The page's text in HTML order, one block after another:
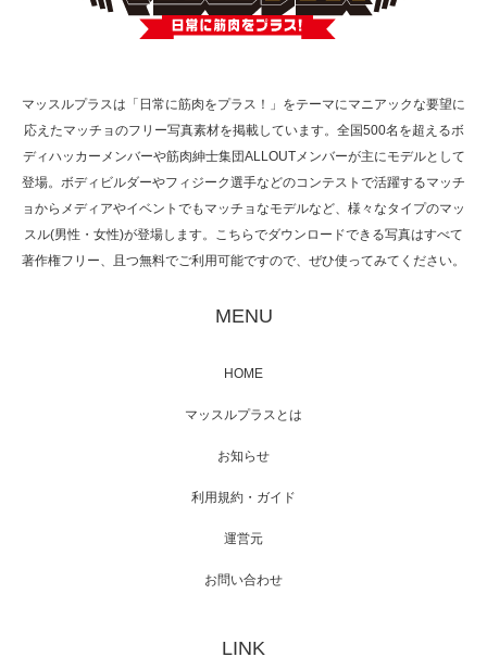
TOKYO FMラジオ番組「ONE MORNING」
で紹介さ…
た（6/8放送）
映画「メカバース」舞台挨拶へマッスルプラ
【TV】NHK BS「COOL JAPAN 」にてマッス
マッスルプラスは「日常に筋肉をプラス！」をテーマにマニアックな要望に
応えたマッチョのフリー写真素材を掲載しています。全国500名を超えるボ
ディハッカーメンバーや筋肉紳士集団ALLOUTメンバーが主にモデルとして
登場。ボディビルダーやフィジーク選手などのコンテストで活躍するマッチ
ョからメディアやイベントでもマッチョなモデルなど、様々なタイプのマッ
スル(男性・女性)が登場します。こちらでダウンロードできる写真はすべて
著作権フリー、且つ無料でご利用可能ですので、ぜひ使ってみてください。
MENU
HOME
マッスルプラスとは
お知らせ
利用規約・ガイド
運営元
お問い合わせ
LINK